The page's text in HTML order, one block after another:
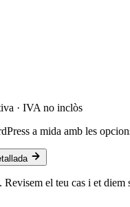
· IVA no inclòs
a mida amb les
Revisem el teu cas i et diem